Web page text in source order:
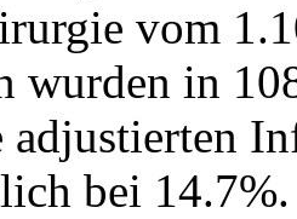
vom
wurden in
bei 14.7%.